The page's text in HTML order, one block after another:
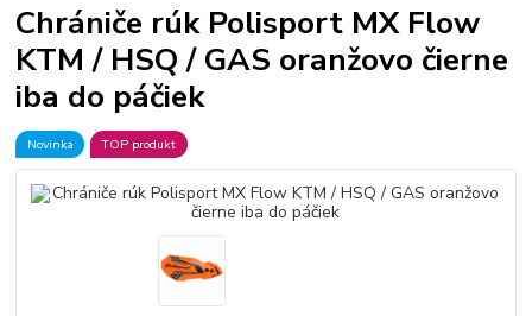
Chrániče rúk Polisport MX Flow
KTM / HSQ / GAS oranžovo čierne
iba do páčiek
Novinka TOP produkt